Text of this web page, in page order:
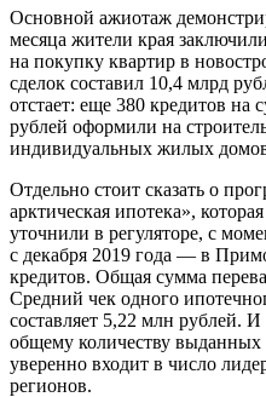
Основной ажиотаж
месяца жители края
на покупку квартир в
сделок составил 10,4 млрд
отстает: еще 380 кредитов на
рублей оформили на
индивидуальных жилых
Отдельно стоит сказать о
арктическая ипотека»,
уточнили в регуляторе, с
с декабря 2019 года — в
кредитов. Общая сумма
Средний чек одного
составляет 5,22 млн рублей.
общему количеству
уверенно входит в число
регионов.